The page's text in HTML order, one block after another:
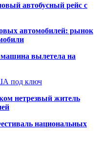
автобусный рейс с
автомобилей: рынок
вылетела на
под ключ
нетрезвый житель
национальных